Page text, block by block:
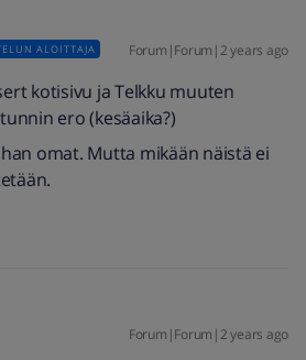
ALOITTAJA Forum|Forum|2 years ago
kotisivu ja Telkku muuten
ero (kesäaika?)
omat. Mutta mikään näistä ei
Forum|Forum|2 years ago